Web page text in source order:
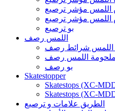
اللمس مؤشر ترصيع
اللمس مؤشر ترصيع
بو ترصيع
اللمس رصف
اللمس شرائط رصف
ملحومة اللمس رصف
بو رصف
Skatestopper
Skatestops (XC-
Skatestops (XC-
الطريق علامات و ترصيع